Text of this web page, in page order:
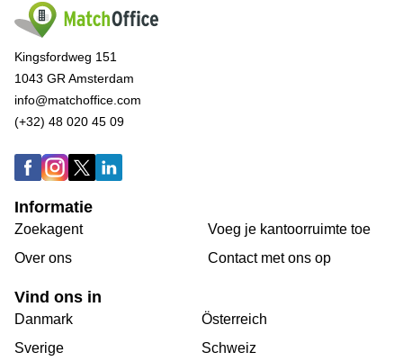
Kingsfordweg 151
1043 GR Amsterdam
info@matchoffice.com
(+32) 48 020 45 09
Informatie
Zoekagent
Over ons
Voeg je kantoorruimte toe
Сontact met ons op
Vind ons in
Danmark
Sverige
Österreich
Schweiz